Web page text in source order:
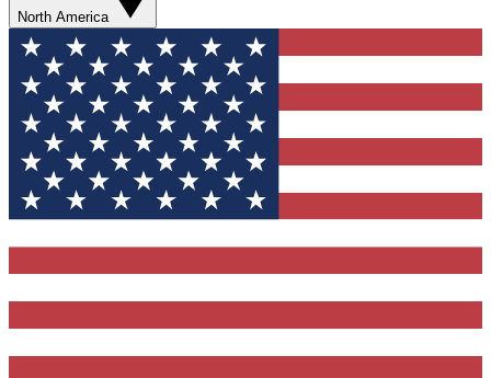
North America